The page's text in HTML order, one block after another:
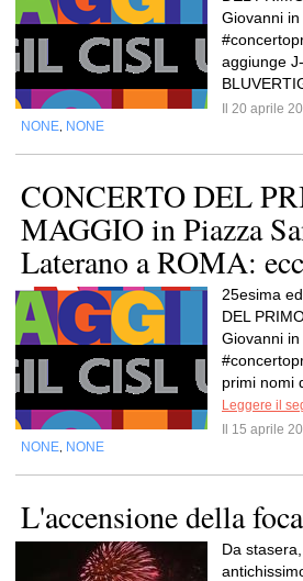
Giovanni
aggiunge
Il 20 aprile
NONE NONE
CONCERTO DEL
MAGGIO in Piazza
Laterano a ROMA:
25esima
DEL
Giovanni
primi nomi
Leggere il
Il 15 aprile
NONE NONE
L'accensione della
Da